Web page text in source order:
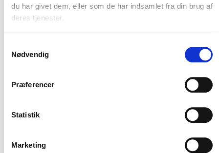
du har givet dem, eller som de har indsamlet fra din brug af
deres tjenester.
Nødvendig
Præferencer
Statistik
Marketing
Carhartt
DKK 1.199,00
Flere varianter
GREENFIELDS 2 WORKBOOT